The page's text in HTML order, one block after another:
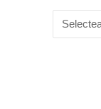
Arhiva